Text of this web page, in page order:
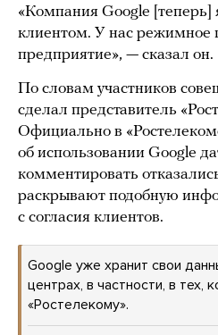
«Компания Google [теперь]
клиентом. У нас режимное
предприятие», — сказал он.
По словам участников
сделал представитель
Официально в
об использовании Google
комментировать
раскрывают подобную
с согласия клиентов.
Google уже хранит свои
центрах, в частности, в тех,
«Ростелекому».